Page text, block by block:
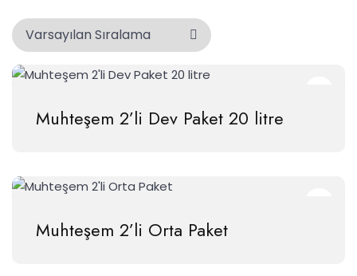
Muhteşem 2’li Dev Paket 20 litre
Muhteşem 2’li Orta Paket